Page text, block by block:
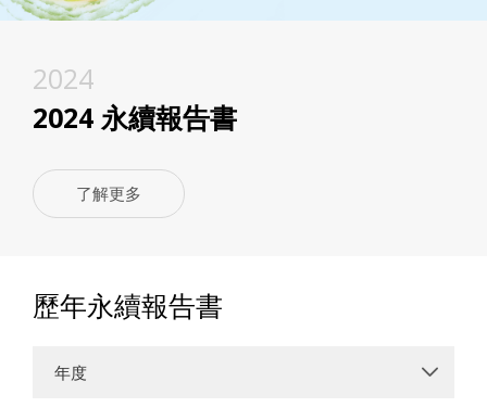
2024
2024 永續報告書
了解更多
歷年永續報告書
年度